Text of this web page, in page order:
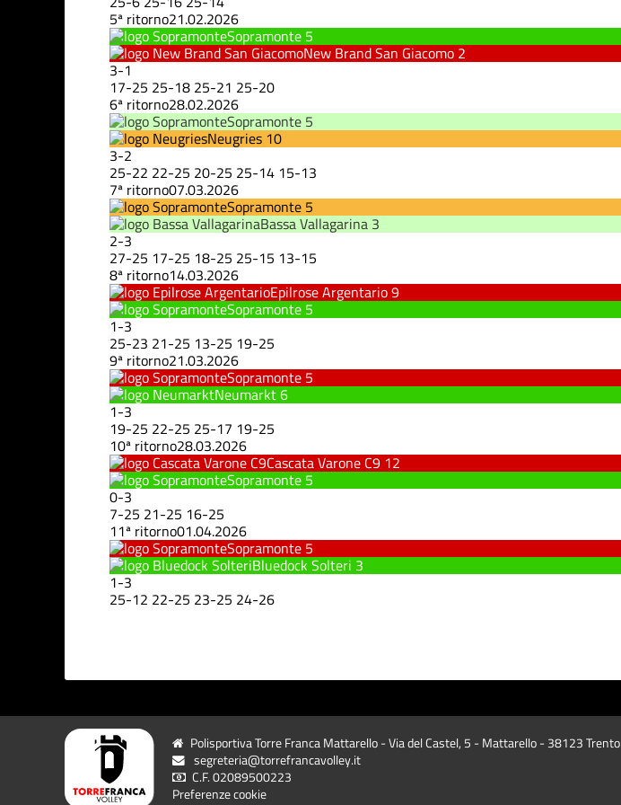
5ª ritorno21.02.2026
Sopramonte 5
New Brand San Giacomo 2
3-1
17-25 25-18 25-21 25-20
6ª ritorno28.02.2026
Sopramonte 5
Neugries 10
3-2
25-22 22-25 20-25 25-14 15-13
7ª ritorno07.03.2026
Sopramonte 5
Bassa Vallagarina 3
2-3
27-25 17-25 18-25 25-15 13-15
8ª ritorno14.03.2026
Epilrose Argentario9
Sopramonte 5
1-3
25-23 21-25 13-25 19-25
9ª ritorno21.03.2026
Sopramonte 5
Neumarkt6
1-3
19-25 22-25 25-17 19-25
10ª ritorno28.03.2026
Cascata Varone C9 12
Sopramonte 5
0-3
7-25 21-25 16-25
11ª ritorno01.04.2026
Sopramonte 5
Bluedock Solteri 3
1-3
25-12 22-25 23-25 24-26
Polisportiva Torre Franca Mattarello - Via del Castel, 5 - Mattarello - 38123 Trento
segreteria@torrefrancavolley.it
C.F. 02089500223
Preferenze cookie